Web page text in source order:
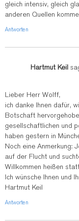
gleich intensiv, gleich
anderen Quellen
Antworten
Hartmut Keil
Lieber Herr Wolff,
ich danke Ihnen dafür,
Botschaft
gesellschaftlichen und
haben gestern in
Noch eine Anmerkung:
auf der Flucht und
Willkommen heißen
Ich wünsche Ihnen und
Hartmut Keil
Antworten